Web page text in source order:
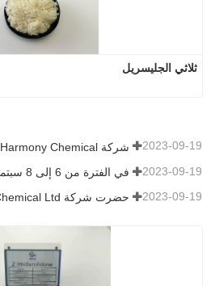
ثلاثي الجليسريل
2023-09-19
2023-09-19
2023-09-19